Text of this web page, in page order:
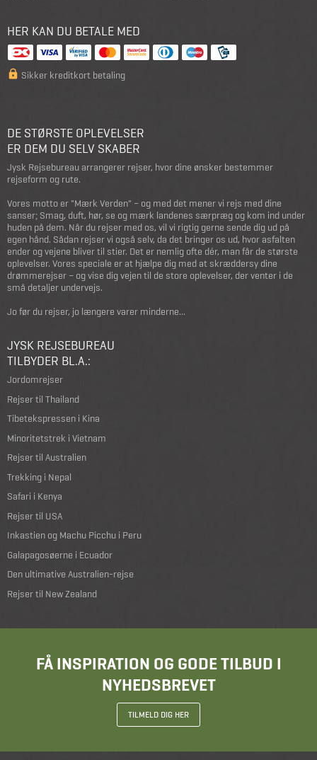
HER KAN DU BETALE MED
Sikker kreditkort betaling
DE STØRSTE OPLEVELSER
ER DEM DU SELV SKABER
Jysk Rejsebureau arrangerer rejser, hvor dine ønsker bestemmer
rejseform og rute.
Vores motto er "Mærk Verden" – og med det mener vi rejs med dine
sanser; Smag, duft, hør, se og mærk landenes særpræg og kom ind under
huden på dem. Når du rejser med os, vil vi rigtig gerne sende dig ud på
egen hånd. Sådan rejser vi også selv, da det bringer os ud, hvor asfalten
ender og vejene bliver til stier. Det er nemlig ofte dér, man får de største
oplevelser. Vores speciale er at hjælpe dig med at skræddersy dine
drømmerejser – og vise dig vejen til de store oplevelser, der venter i de
små detaljer undervejs.
Jo før du rejser, jo længere varer minderne...
JYSK REJSEBUREAU
TILBYDER BL.A.:
Jordomrejser
Rejser til Thailand
Tibetekspressen i Kina
Minoritetstrek i Vietnam
Rejser til Australien
Trekking i Nepal
Safari i Kenya
Rejser til USA
Inkastien og Machu Picchu i Peru
Galapagosøerne i Ecuador
Den ultimative Australien-rejse
Rejser til New Zealand
FÅ INSPIRATION OG GODE TILBUD I
NYHEDSBREVET
TILMELD DIG HER